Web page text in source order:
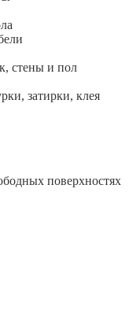
стены и пол
затирки, клея
поверхностях